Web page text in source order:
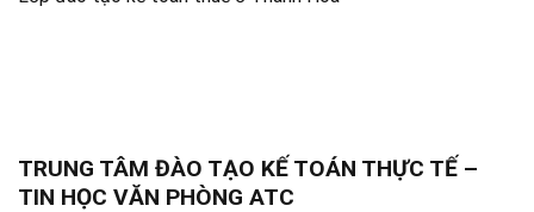
TRUNG TÂM ĐÀO TẠO KẾ TOÁN THỰC TẾ –
TIN HỌC VĂN PHÒNG ATC